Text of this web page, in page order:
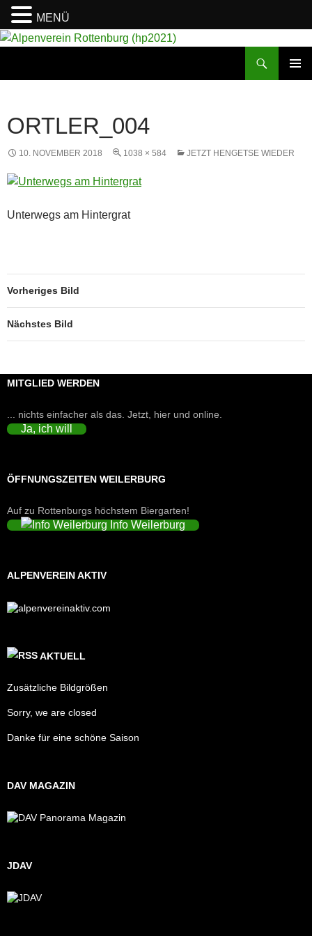
ORTLER_004
10. NOVEMBER 2018 1038 × 584 JETZT HENGETSE WIEDER
Unterwegs am Hintergrat
Vorheriges Bild
Nächstes Bild
MITGLIED WERDEN
... nichts einfacher als das. Jetzt, hier und online.
Ja, ich will
ÖFFNUNGSZEITEN WEILERBURG
Auf zu Rottenburgs höchstem Biergarten!
Info Weilerburg
ALPENVEREIN AKTIV
AKTUELL
Zusätzliche Bildgrößen
Sorry, we are closed
Danke für eine schöne Saison
DAV MAGAZIN
JDAV
MENÜ